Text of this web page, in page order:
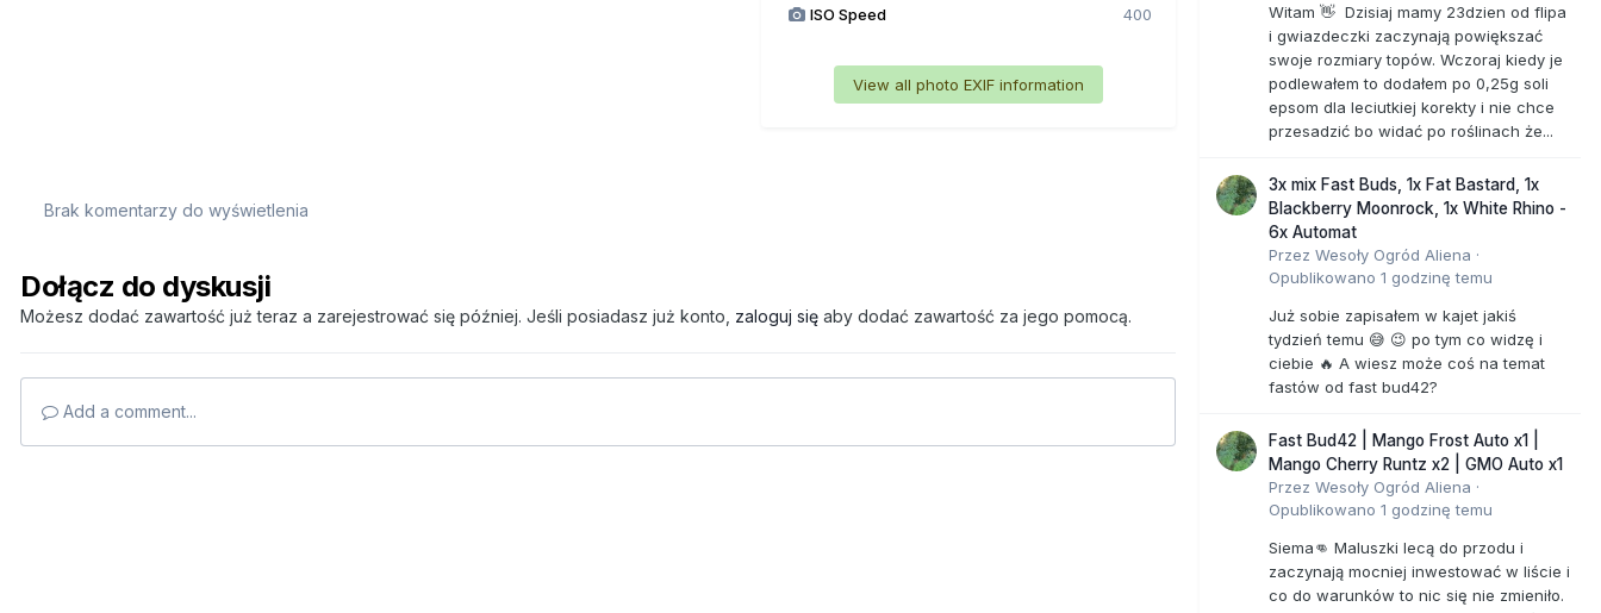
ISO Speed 400
View all photo EXIF information
Brak komentarzy do wyświetlenia
Dołącz do dyskusji
Możesz dodać zawartość już teraz a zarejestrować się później. Jeśli posiadasz już konto, zaloguj się aby dodać zawartość za jego pomocą.
Add a comment...
Witam 👋 Dzisiaj mamy 23dzien od flipa
i gwiazdeczki zaczynają powiększać
swoje rozmiary topów. Wczoraj kiedy je
podlewałem to dodałem po 0,25g soli
epsom dla leciutkiej korekty i nie chce
przesadzić bo widać po roślinach że...
3x mix Fast Buds, 1x Fat Bastard, 1x
Blackberry Moonrock, 1x White Rhino -
6x Automat
Przez Wesoły Ogród Aliena ·
Opublikowano 1 godzinę temu
Już sobie zapisałem w kajet jakiś
tydzień temu 😅 😉 po tym co widzę i
ciebie 🔥 A wiesz może coś na temat
fastów od fast bud42?
Fast Bud42 | Mango Frost Auto x1 |
Mango Cherry Runtz x2 | GMO Auto x1
Przez Wesoły Ogród Aliena ·
Opublikowano 1 godzinę temu
Siema👊 Maluszki lecą do przodu i
zaczynają mocniej inwestować w liście i
co do warunków to nic się nie zmieniło.